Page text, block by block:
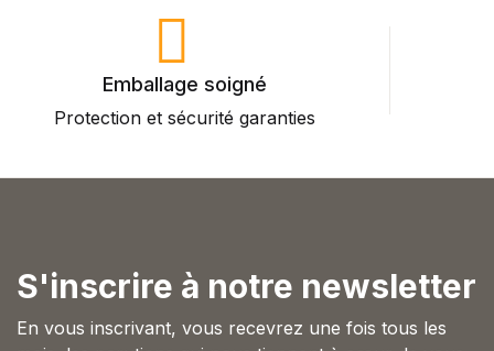
Emballage soigné
Protection et sécurité garanties
S'inscrire à notre newsletter
En vous inscrivant, vous recevrez une fois tous les